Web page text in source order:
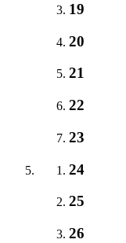
19
20
21
22
23
24
25
26